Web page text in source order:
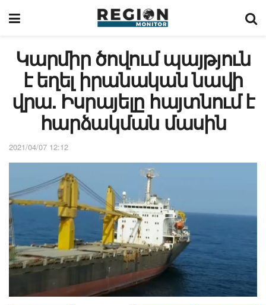
Կարմիր ծովում պայթյուն
է եղել իրանական նավի
վրա. Իսրայելը հայտնում է
հարձակման մասին
2021/04/07 12:12